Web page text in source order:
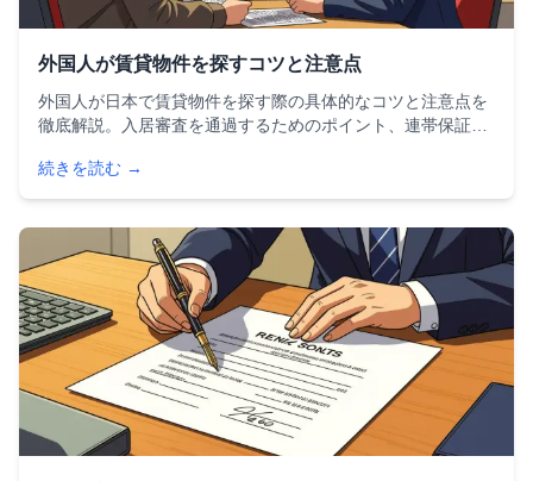
外国人が賃貸物件を探すコツと注意点
外国人が日本で賃貸物件を探す際の具体的なコツと注意点を
徹底解説。入居審査を通過するためのポイント、連帯保証人
ポータルサイト、国土交通省の支援サービスまで、実用的な
情報をまとめた完全ガイドです。
続きを読む →